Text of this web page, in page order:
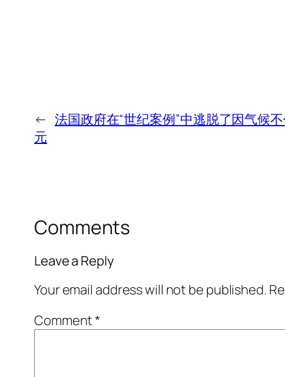
← 法国政府在“世纪案例”中逃脱了因气候
元
Comments
Leave a Reply
Your email address will not be published.
Comment*